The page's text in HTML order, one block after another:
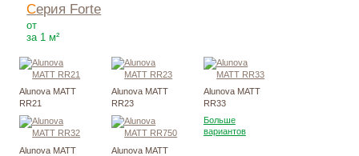
Серия Forte
от
за 1 м²
Alunova MATT
RR21
Alunova MATT
RR23
Alunova MATT
RR33
Alunova MATT
Alunova MATT
Больше
вариантов